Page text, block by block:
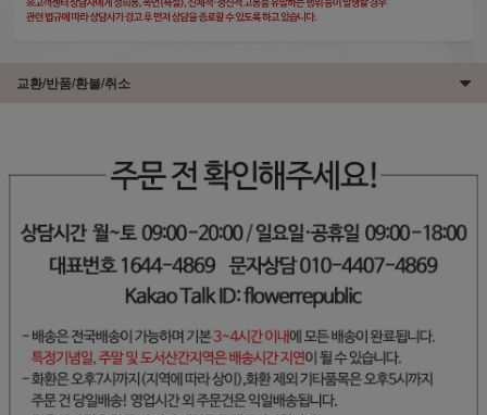
교환/반품/환불/취소